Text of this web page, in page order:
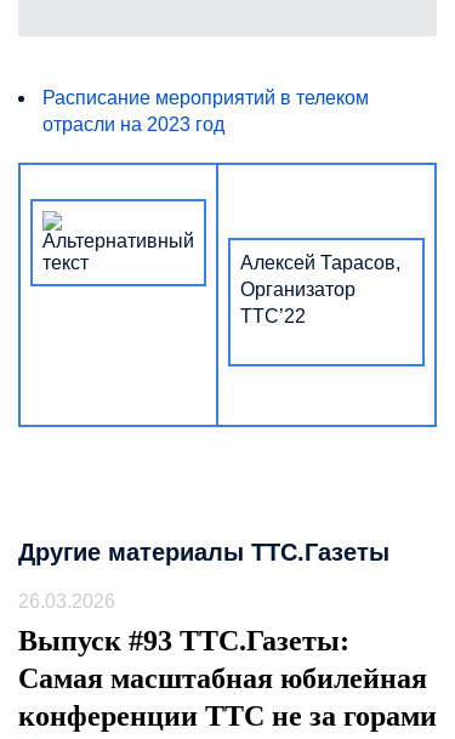
Расписание мероприятий в телеком
отрасли на 2023 год
Алексей Тарасов,
Организатор
ТТС’22
Другие материалы ТТС.Газеты
26.03.2026
Выпуск #93 ТТС.Газеты:
Самая масштабная юбилейная
конференции ТТС не за горами